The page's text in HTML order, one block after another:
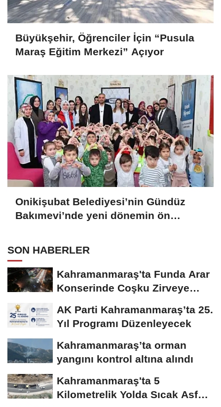
Büyükşehir, Öğrenciler İçin “Pusula
Maraş Eğitim Merkezi” Açıyor
Onikişubat Belediyesi’nin Gündüz
Bakımevi’nde yeni dönemin ön
SON HABERLER
Kahramanmaraş'ta Funda Arar
Konserinde Coşku Zirveye
AK Parti Kahramanmaraş’ta 25.
Yıl Programı Düzenleyecek
Kahramanmaraş’ta orman
yangını kontrol altına alındı
Kahramanmaraş'ta 5
Kilometrelik Yolda Sıcak Asfalt